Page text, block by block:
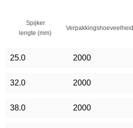
Spijker
lengte (mm)
Verpakkingshoeveelheid
25.0 2000
32.0 2000
38.0 2000